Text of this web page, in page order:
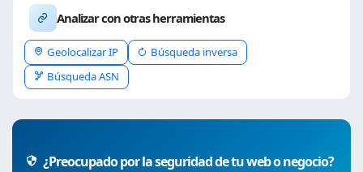
Analizar con otras herramientas
Geolocalizar IP
Búsqueda inversa
Búsqueda ASN
¿Preocupado por la seguridad de tu web o negocio?